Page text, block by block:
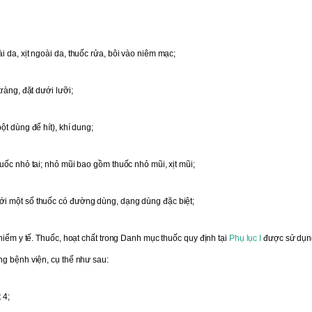
da, xịt ngoài da, thuốc rửa, bôi vào niêm mạc;
đặt dưới lưỡi;
dùng để hít), khí dung;
nhỏ tai; nhỏ mũi bao gồm thuốc nhỏ mũi, xịt mũi;
một số thuốc có đường dùng, dạng dùng đặc biệt;
y tế. Thuốc, hoạt chất trong Danh mục thuốc quy định tại Phụ lục I được sử
bệnh viện, cụ thể như sau:
4;